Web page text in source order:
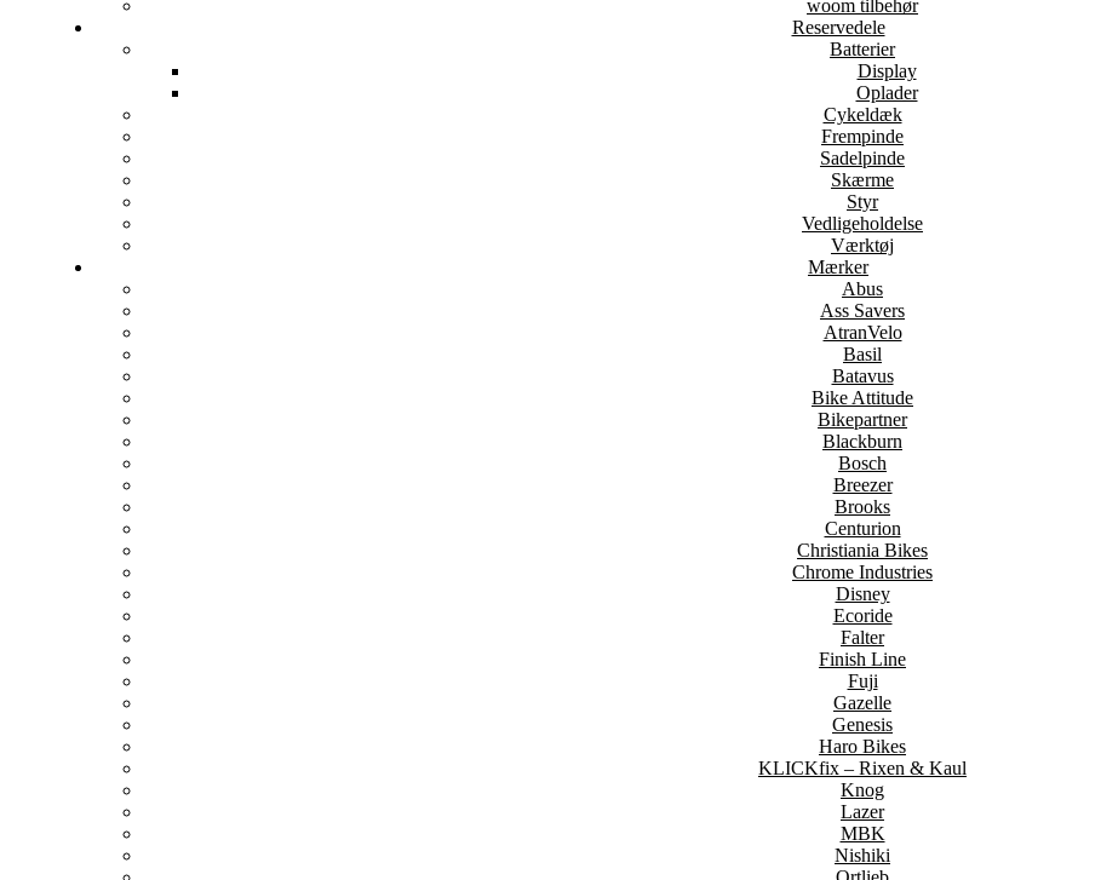
woom tilbehør
Reservedele
Batterier
Display
Oplader
Cykeldæk
Frempinde
Sadelpinde
Skærme
Styr
Vedligeholdelse
Værktøj
Mærker
Abus
Ass Savers
AtranVelo
Basil
Batavus
Bike Attitude
Bikepartner
Blackburn
Bosch
Breezer
Brooks
Centurion
Christiania Bikes
Chrome Industries
Disney
Ecoride
Falter
Finish Line
Fuji
Gazelle
Genesis
Haro Bikes
KLICKfix – Rixen & Kaul
Knog
Lazer
MBK
Nishiki